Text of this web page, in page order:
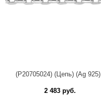
(Р20705024) (Цепь) (Ag 925)
2 483 руб.